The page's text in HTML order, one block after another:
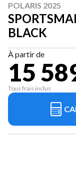
POLARIS 2025
BLACK
À partir de
15
Tous frais inclus